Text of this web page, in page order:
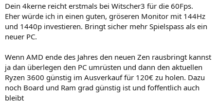
Dein 4kerne reicht erstmals bei Witscher3 für die 60Fps.
Eher würde ich in einen guten, gröseren Monitor mit 144Hz
und 1440p investieren. Bringt sicher mehr Spielspass als ein
neuer PC.
Wenn AMD ende des Jahres den neuen Zen rausbringt kannst
ja dan überlegen den PC umrüsten und dann den aktuellen
Ryzen 3600 günstig im Ausverkauf für 120€ zu holen. Dazu
noch Board und Ram grad günstig ist und foffentlich auch
bleibt